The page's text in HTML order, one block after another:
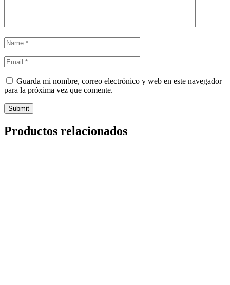
Guarda mi nombre, correo electrónico y web en este navegador
para la próxima vez que comente.
Productos relacionados